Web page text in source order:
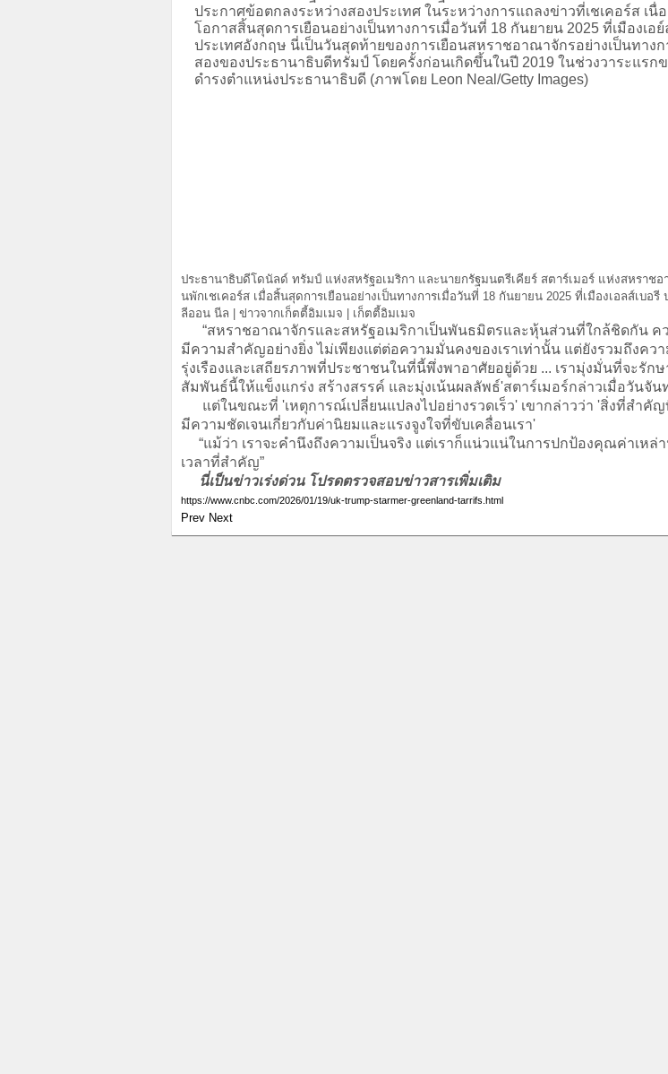
ประธานาธิบดีโดนัลด์ ทรัมป์ แห่งสหรัฐอเมริกา และนายกรัฐมนตรีเคียร์ สตาร์เมอร์ แห่งสหราช
นพักเชเคอร์ส เมื่อสิ้นสุดการเยือนอย่างเป็นทางการเมื่อวันที่ 18 กันยายน 2025 ที่เมืองเอลส์เบอรี
ลีออน นีล | ข่าวจากเก็ตตี้อิมเมจ | เก็ตตี้อิมเมจ
“สหราชอาณาจักรและสหรัฐอเมริกาเป็นพันธมิตรและหุ้นส่วนที่ใกล้ชิดกัน ค
มีความสำคัญอย่างยิ่ง ไม่เพียงแต่ต่อความมั่นคงของเราเท่านั้น แต่ยังรวมถึงคว
รุ่งเรืองและเสถียรภาพที่ประชาชนในที่นี้พึ่งพาอาศัยอยู่ด้วย ... เรามุ่งมั่นที่จะรัก
สัมพันธ์นี้ให้แข็งแกร่ง สร้างสรรค์ และมุ่งเน้นผลลัพธ์'สตาร์เมอร์กล่าวเมื่อวันจัน
แต่ในขณะที่ 'เหตุการณ์เปลี่ยนแปลงไปอย่างรวดเร็ว' เขากล่าวว่า 'สิ่งที่สำคั
มีความชัดเจนเกี่ยวกับค่านิยมและแรงจูงใจที่ขับเคลื่อนเรา'
“แม้ว่า เราจะคำนึงถึงความเป็นจริง แต่เราก็แน่วแน่ในการปกป้องคุณค่าเหล่
เวลาที่สำคัญ”
นี่เป็นข่าวเร่งด่วน โปรดตรวจสอบข่าวสารเพิ่มเติม
https://www.cnbc.com/2026/01/19/uk-trump-starmer-greenland-tarrifs.html
Prev Next